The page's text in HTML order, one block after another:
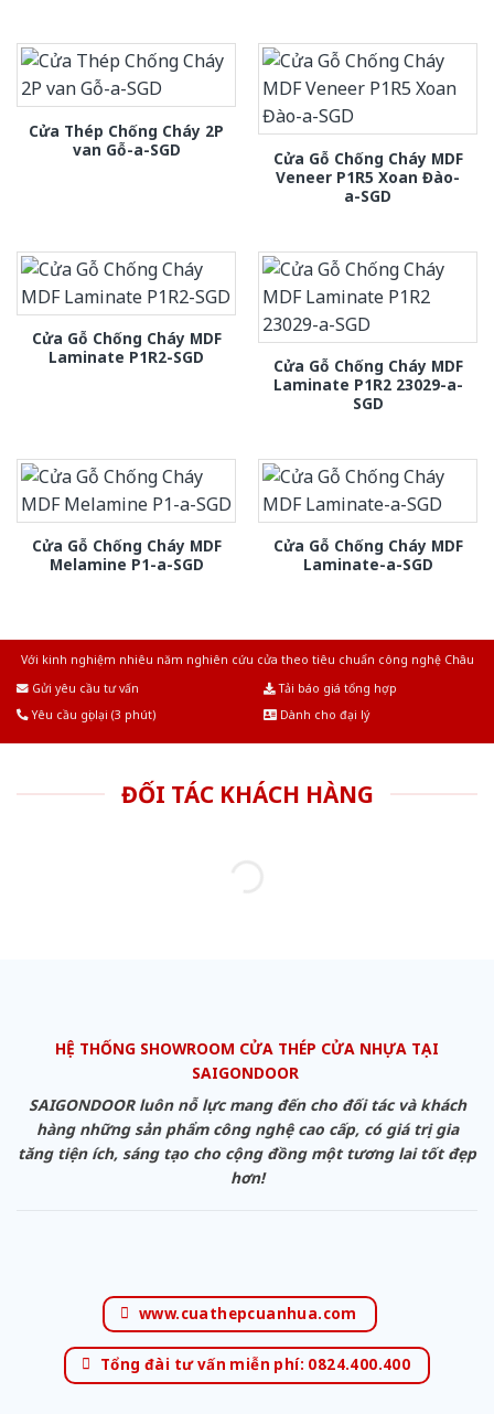
Cửa Thép Chống Cháy 2P
van Gỗ-a-SGD
Cửa Gỗ Chống Cháy MDF
Veneer P1R5 Xoan Đào-
a-SGD
Cửa Gỗ Chống Cháy MDF
Laminate P1R2-SGD
Cửa Gỗ Chống Cháy MDF
Laminate P1R2 23029-a-
SGD
Cửa Gỗ Chống Cháy MDF
Melamine P1-a-SGD
Cửa Gỗ Chống Cháy MDF
Laminate-a-SGD
Với kinh nghiệm nhiêu năm nghiên cứu cửa theo tiêu chuẩn công nghệ Châu
Gửi yêu cầu tư vấn
Tải báo giá tổng hợp
Yêu cầu gọi lại (3 phút)
Dành cho đại lý
ĐỐI TÁC KHÁCH HÀNG
HỆ THỐNG SHOWROOM CỬA THÉP CỬA NHỰA TẠI
SAIGONDOOR
SAIGONDOOR luôn nỗ lực mang đến cho đối tác và khách
hàng những sản phẩm công nghệ cao cấp, có giá trị gia
tăng tiện ích, sáng tạo cho cộng đồng một tương lai tốt đẹp
hơn!
www.cuathepcuanhua.com
Tổng đài tư vấn miễn phí: 0824.400.400